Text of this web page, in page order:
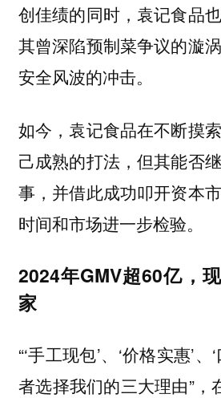
创佳绩的同时，袁记食品
其曾深陷预制菜争议的漩
安全风波的冲击。
如今，袁记食品在不断摸
己成熟的打法，但其能否
事，并借此成功叩开资本
时间和市场进一步检验。
2024年GMV超60亿，
家
“‘手工现包’、‘价格实惠’
者选择我们的三大理由”，